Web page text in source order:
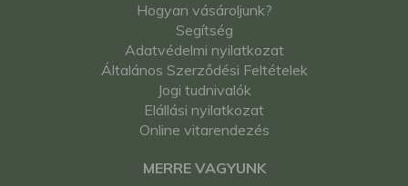
Hogyan vásároljunk?
Segítség
Adatvédelmi nyilatkozat
Általános Szerződési Feltételek
Jogi tudnivalók
Elállási nyilatkozat
Online vitarendezés
MERRE VAGYUNK